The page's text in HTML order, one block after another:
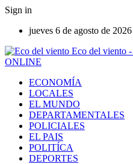
Sign in
jueves 6 de agosto de 2026
Eco del
ONLINE
ECONOMÍA
LOCALES
EL MUNDO
DEPARTAMENTALES
POLICIALES
EL PAIS
POLITÍCA
DEPORTES